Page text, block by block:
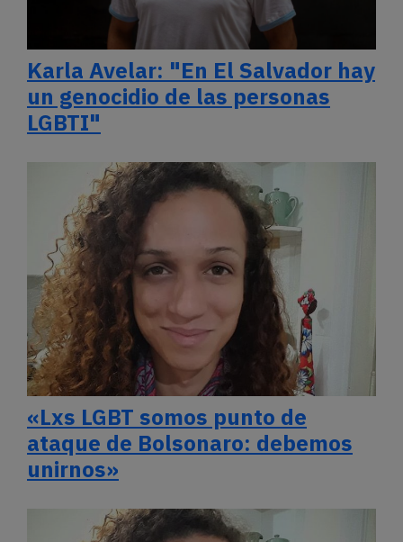
Karla Avelar: "En El Salvador hay
un genocidio de las personas
LGBTI"
«Lxs LGBT somos punto de
ataque de Bolsonaro: debemos
unirnos»